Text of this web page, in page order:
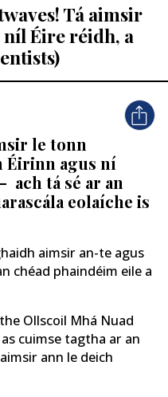
Tá aimsir
níl Éire réidh, a
le tonn
Éirinn agus ní
tá sé ar an
eolaíche is
aimsir an-te agus
chéad phaindéim eile a
Ollscoil Mhá Nuad
cuimse tagtha ar an
ann le deich